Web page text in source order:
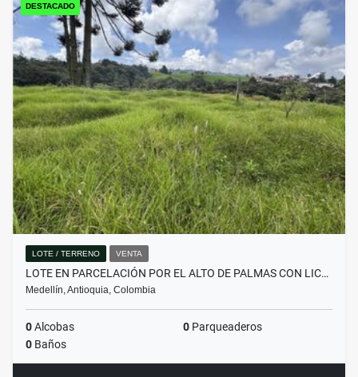
DESTACADO
LOTE / TERRENO VENTA
LOTE EN PARCELACIÓN POR EL ALTO DE PALMAS CON LIC…
Medellín, Antioquia, Colombia
0Alcobas 0 Parqueaderos
0 Baños